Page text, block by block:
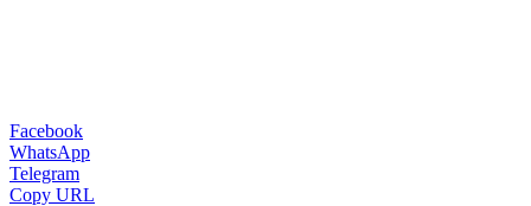
Facebook
WhatsApp
Telegram
Copy URL